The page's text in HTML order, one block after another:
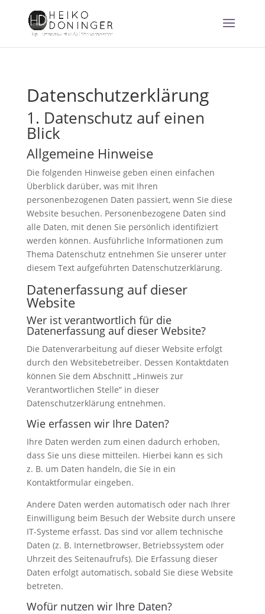
Datenschutz­erklärung
1. Datenschutz auf einen
Blick
Allgemeine Hinweise
Die folgenden Hinweise geben einen einfachen
Überblick darüber, was mit Ihren
personenbezogenen Daten passiert, wenn Sie diese
Website besuchen. Personenbezogene Daten sind
alle Daten, mit denen Sie persönlich identifiziert
werden können. Ausführliche Informationen zum
Thema Datenschutz entnehmen Sie unserer unter
diesem Text aufgeführten Datenschutzerklärung.
Datenerfassung auf dieser
Website
Wer ist verantwortlich für die
Datenerfassung auf dieser Website?
Die Datenverarbeitung auf dieser Website erfolgt
durch den Websitebetreiber. Dessen Kontaktdaten
können Sie dem Abschnitt „Hinweis zur
Verantwortlichen Stelle“ in dieser
Datenschutzerklärung entnehmen.
Wie erfassen wir Ihre Daten?
Ihre Daten werden zum einen dadurch erhoben,
dass Sie uns diese mitteilen. Hierbei kann es sich
z. B. um Daten handeln, die Sie in ein
Kontaktformular eingeben.
Andere Daten werden automatisch oder nach Ihrer
Einwilligung beim Besuch der Website durch unsere
IT-Systeme erfasst. Das sind vor allem technische
Daten (z. B. Internetbrowser, Betriebssystem oder
Uhrzeit des Seitenaufrufs). Die Erfassung dieser
Daten erfolgt automatisch, sobald Sie diese Website
betreten.
Wofür nutzen wir Ihre Daten?